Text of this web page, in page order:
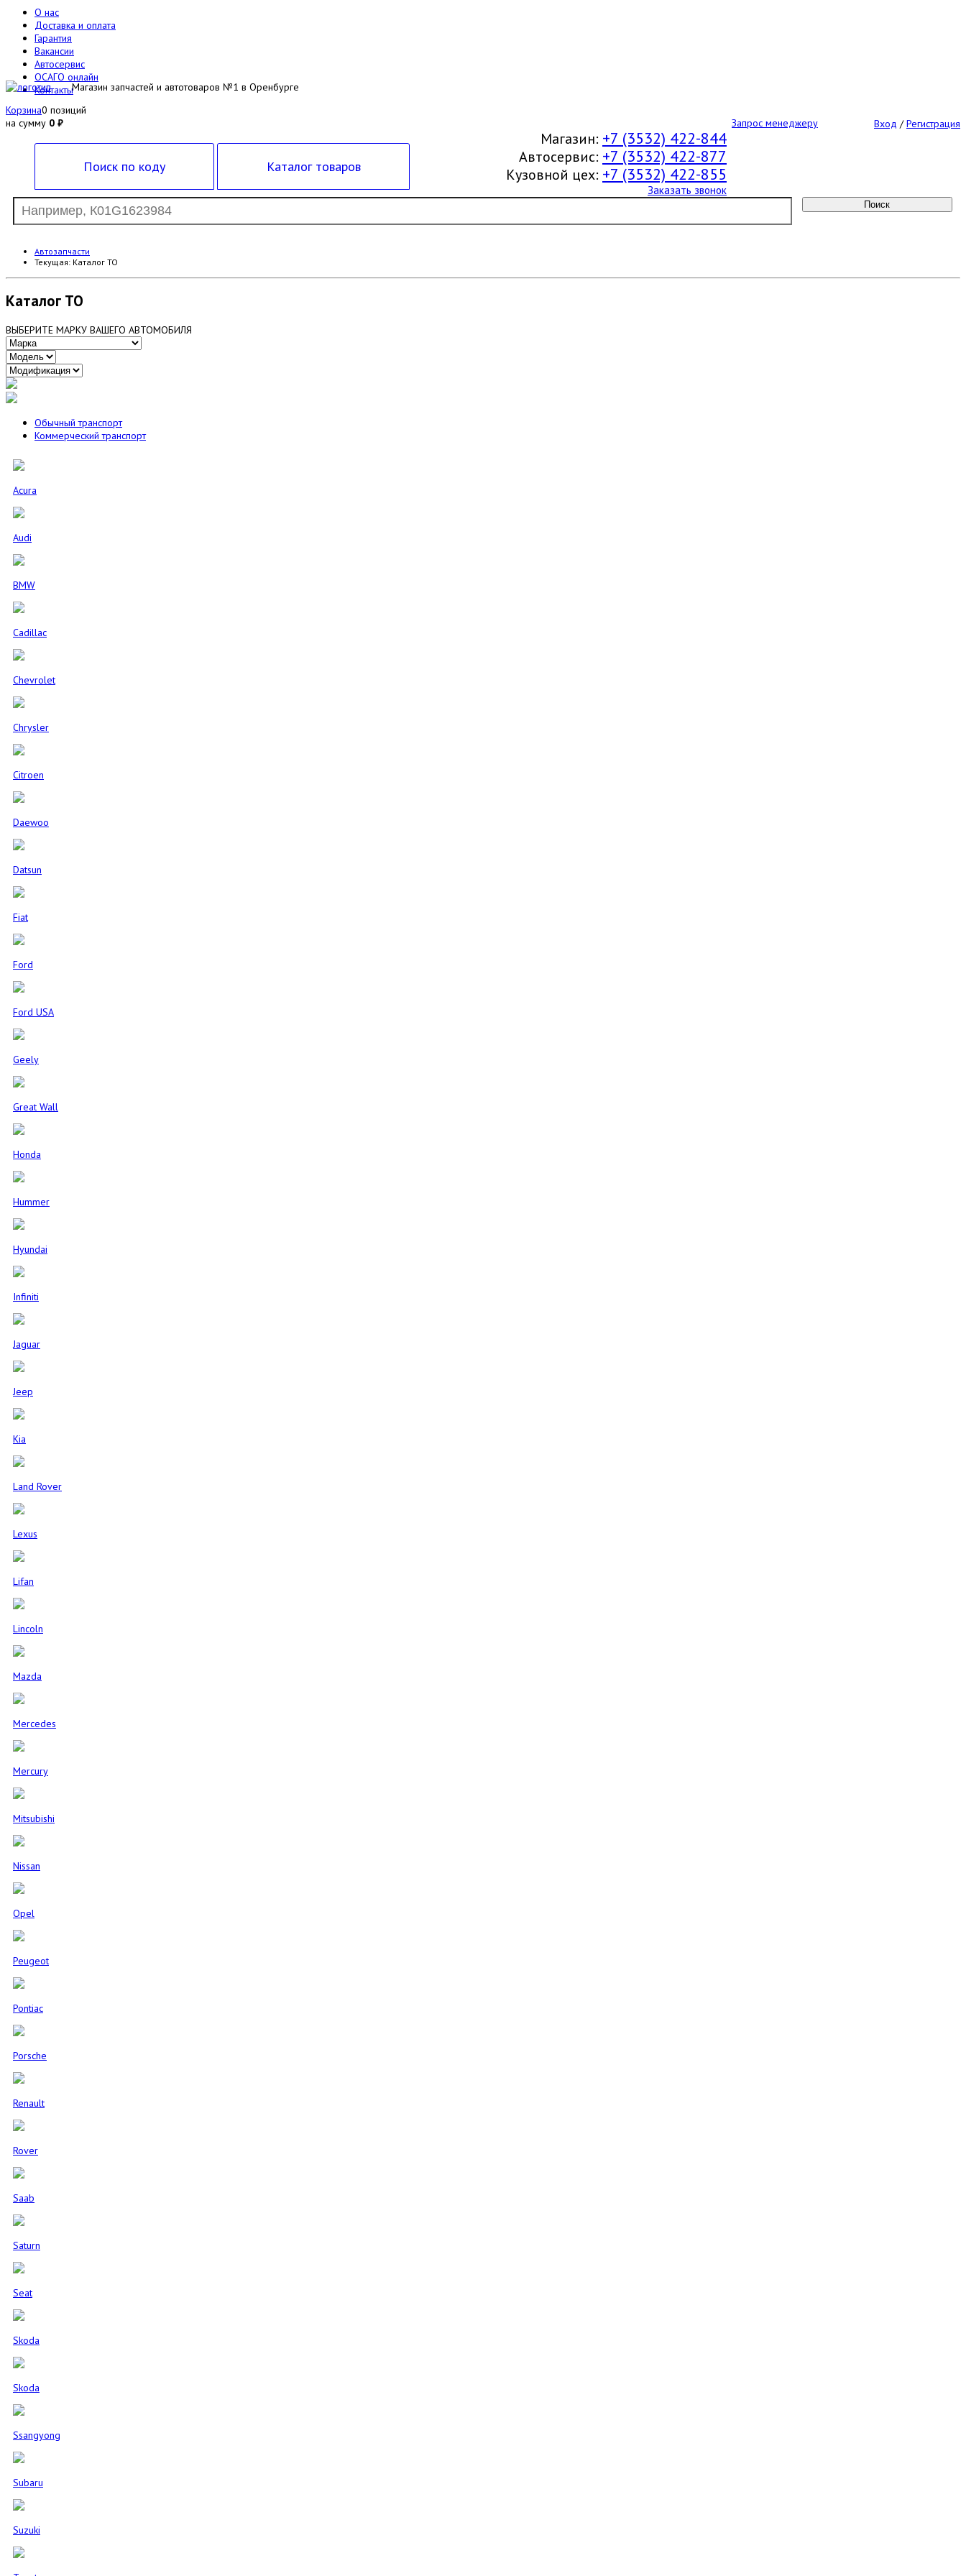
О нас
Доставка и оплата
Гарантия
Вакансии
Автосервис
ОСАГО онлайн
Контакты
Вход / Регистрация
Запрос менеджеру
Магазин запчастей и автотоваров №1 в Оренбурге
Корзина0 позиций
на сумму 0 ₽
Магазин: +7 (3532) 422-844
Автосервис: +7 (3532) 422-877
Кузовной цех: +7 (3532) 422-855
Заказать звонок
Поиск по коду Каталог товаров
Автозапчасти
Текущая: Каталог ТО
Каталог ТО
ВЫБЕРИТЕ МАРКУ ВАШЕГО АВТОМОБИЛЯ
Обычный транспорт
Коммерческий транспорт
Acura
Audi
BMW
Cadillac
Chevrolet
Chrysler
Citroen
Daewoo
Datsun
Fiat
Ford
Ford USA
Geely
Great Wall
Honda
Hummer
Hyundai
Infiniti
Jaguar
Jeep
Kia
Land Rover
Lexus
Lifan
Lincoln
Mazda
Mercedes
Mercury
Mitsubishi
Nissan
Opel
Peugeot
Pontiac
Porsche
Renault
Rover
Saab
Saturn
Seat
Skoda
Skoda
Ssangyong
Subaru
Suzuki